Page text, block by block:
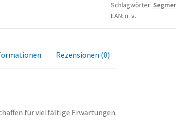
Schlagwörter:
EAN: n. v.
Rezensionen (0)
für vielfältige Erwartungen.